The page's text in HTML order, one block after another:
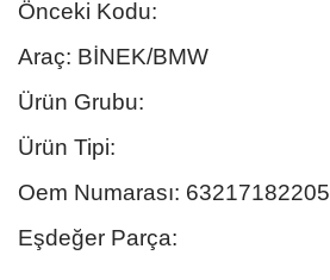
Önceki Kodu:
Araç: BİNEK/BMW
Ürün Grubu:
Ürün Tipi:
Oem Numarası: 63217182205
Eşdeğer Parça: